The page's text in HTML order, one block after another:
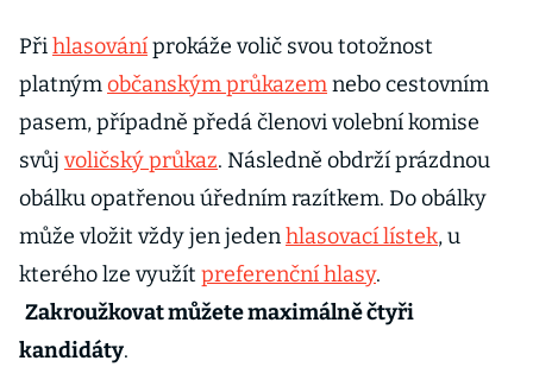
Přihlasováníprokáže volič svou totožnost
platnýmobčanským průkazemnebo cestovním
pasem, případně předá členovi volební komise
svůj voličský průkaz. Následně obdrží prázdnou
obálku opatřenou úředním razítkem. Do obálky
může vložit vždy jen jedenhlasovací lístek, u
kterého lze využít preferenční hlasy.
Zakroužkovat můžete maximálně čtyři
kandidáty.